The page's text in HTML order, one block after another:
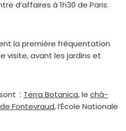
d’af­faires à 1h30 de Paris.
la pre­mière fré­quen­ta­tion
visite, avant les jar­dins et
: Terra Botanica, le châ­
Fontevraud, l’École Nationale